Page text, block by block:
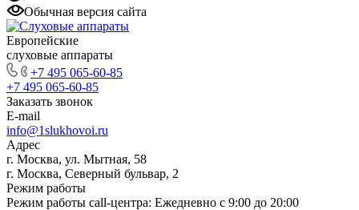
Обычная версия сайта
Европейские
слуховые аппараты
+7 495 065-60-85
+7 495 065-60-85
Заказать звонок
E-mail
info@1slukhovoi.ru
Адрес
г. Москва, ул. Мытная, 58
г. Москва, Северный бульвар, 2
Режим работы
Режим работы call-центра: Ежедневно с 9:00 до 20:00